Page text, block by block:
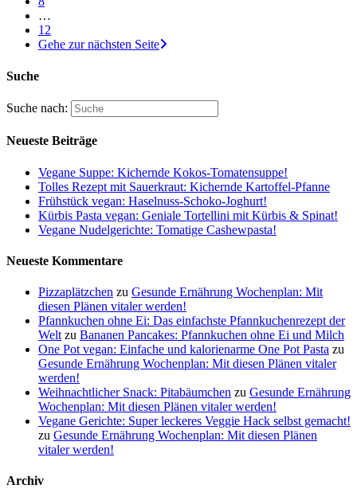
…
12
Gehe zur nächsten Seite
Suche
Suche nach:
Neueste Beiträge
Vegane Suppe: Kichernde Kokos-Tomatensuppe!
Tolles Rezept mit Sauerkraut: Kichernde Kartoffel-Pfanne
Frühstück vegan: Haselnuss-Schoko-Joghurt!
Kürbis Pasta vegan: Geniale Tortellini mit Kürbis & Spinat!
Vegane Nudelgerichte: Tomatige Cashewpasta!
Neueste Kommentare
Pizzaplätzchen zu Gesunde Ernährung Wochenplan: Mit
diesen Plänen vitaler werden!
Pfannkuchen ohne Ei: Das einfachste Pfannkuchenrezept der
Welt zu Bananen Pancakes: Pfannkuchen ohne Ei und Milch
One Pot vegan: Einfache und kalorienarme One Pot Pasta zu
Gesunde Ernährung Wochenplan: Mit diesen Plänen vitaler
werden!
Weihnachtlicher Snack: Pitabäumchen zu Gesunde Ernährung
Wochenplan: Mit diesen Plänen vitaler werden!
Vegane Gerichte: Super leckeres Veggie Hack selbst gemacht!
zu Gesunde Ernährung Wochenplan: Mit diesen Plänen
vitaler werden!
Archiv